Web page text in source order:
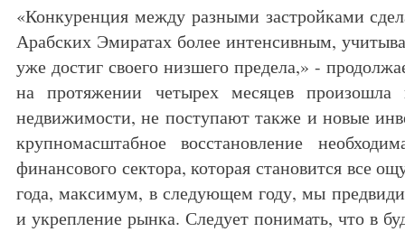
«Конкуренция между разными застройками
Арабских Эмиратах более интенсивным,
уже достиг своего низшего предела,» -
на протяжении четырех месяцев произошла
недвижимости, не поступают также и новые
крупномасштабное восстановление
финансового сектора, которая становится все
года, максимум, в следующем году, мы
и укрепление рынка. Следует понимать, что в